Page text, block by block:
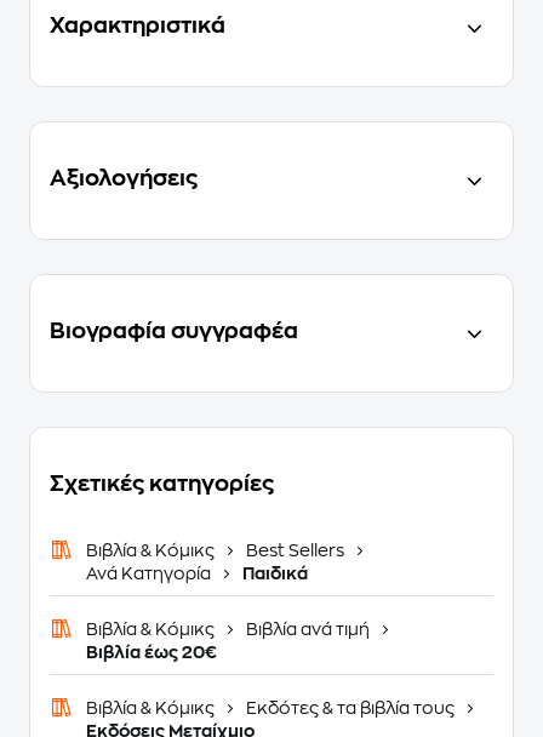
Χαρακτηριστικά
Αξιολογήσεις
Βιογραφία συγγραφέα
Σχετικές κατηγορίες
Βιβλία & Κόμικς
Best Sellers
Ανά Κατηγορία
Παιδικά
Βιβλία & Κόμικς
Βιβλία ανά τιμή
Βιβλία έως 20€
Βιβλία & Κόμικς
Εκδότες & τα βιβλία τους
Εκδόσεις Μεταίχμιο